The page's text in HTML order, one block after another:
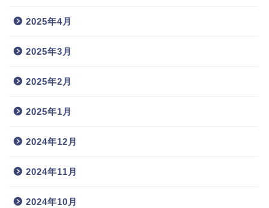
2025年4月
2025年3月
2025年2月
2025年1月
2024年12月
2024年11月
2024年10月